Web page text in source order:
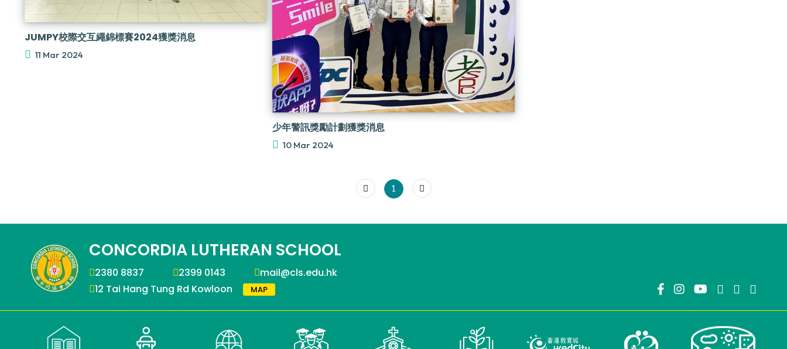
JUMPY校際交互繩錦標賽2024獲獎消息
11 Mar 2024
少年警訊獎勵計劃獲獎消息
10 Mar 2024
1
CONCORDIA LUTHERAN SCHOOL
2380 8837 2399 0143
mail@cls.edu.hk
12 Tai Hang Tung Rd Kowloon
MAP